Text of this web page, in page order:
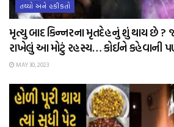
તથ્યો અને હકીકતો
મૃત્યુ બાદ કિન્નરના મૃતદેહનું શું થાય છે ?
રાખેલું આ મોટું રહસ્ય… કોઈને કહેવાની
MAY 30, 2023